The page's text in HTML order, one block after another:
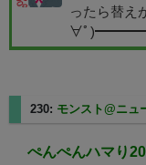
ったら替
∀ﾟ
230: モンスト@ニュ
ぺんぺんハマり